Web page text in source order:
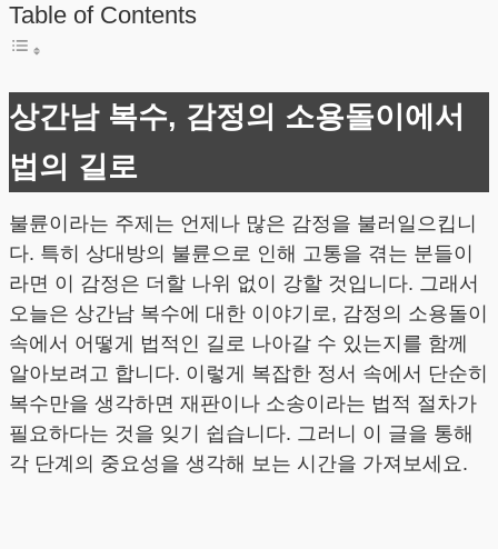
Table of Contents
상간남 복수, 감정의 소용돌이에서
법의 길로
불륜이라는 주제는 언제나 많은 감정을 불러일으킵니
다. 특히 상대방의 불륜으로 인해 고통을 겪는 분들이
라면 이 감정은 더할 나위 없이 강할 것입니다. 그래서
오늘은 상간남 복수에 대한 이야기로, 감정의 소용돌이
속에서 어떻게 법적인 길로 나아갈 수 있는지를 함께
알아보려고 합니다. 이렇게 복잡한 정서 속에서 단순히
복수만을 생각하면 재판이나 소송이라는 법적 절차가
필요하다는 것을 잊기 쉽습니다. 그러니 이 글을 통해
각 단계의 중요성을 생각해 보는 시간을 가져보세요.